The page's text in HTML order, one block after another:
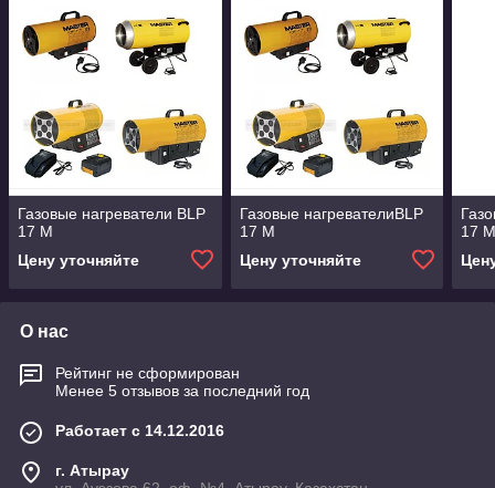
Газовые нагреватели BLP
17 M
Цену уточняйте
Газовые нагревателиBLP
17 M
Цену уточняйте
17
О нас
Рейтинг не сформирован
Менее 5 отзывов за последний год
Работает с 14.12.2016
г. Атырау